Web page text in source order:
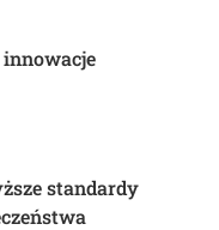
innowacje
standardy